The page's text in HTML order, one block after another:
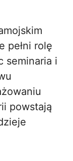
pełni rolę
seminaria i
powstają